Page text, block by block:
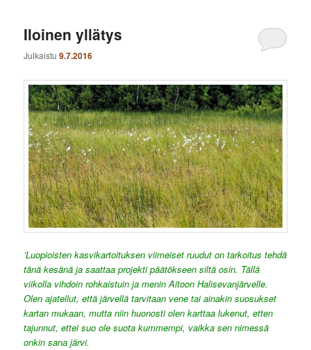
Iloinen yllätys
Julkaistu9.7.2016
’Luopioisten kasvikartoituksen viimeiset ruudut on tarkoitus tehdä
tänä kesänä ja saattaa projekti päätökseen siltä osin. Tällä
viikolla vihdoin rohkaistuin ja menin Aitoon Halisevanjärvelle.
Olen ajatellut, että järvellä tarvitaan vene tai ainakin suosukset
kartan mukaan, mutta niin huonosti olen karttaa lukenut, etten
tajunnut, ettei suo ole suota kummempi, vaikka sen nimessä
onkin sana järvi.